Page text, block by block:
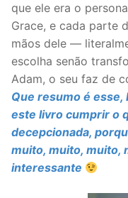
que ele era o
Grace, e cada parte
mãos dele —
escolha senão
Adam, o seu faz de
Que resumo é esse,
este livro cumprir o
decepcionada,
muito, muito, muito,
interessante